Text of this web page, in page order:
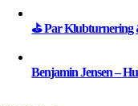
⛳ Par Klubturnering
Benjamin Jensen –